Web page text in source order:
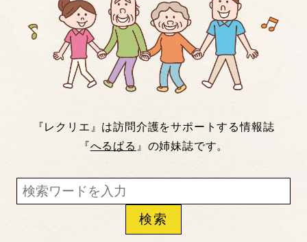
『レクリエ』は訪問介護をサポートする情報誌
『へるぱる 』の姉妹誌です。